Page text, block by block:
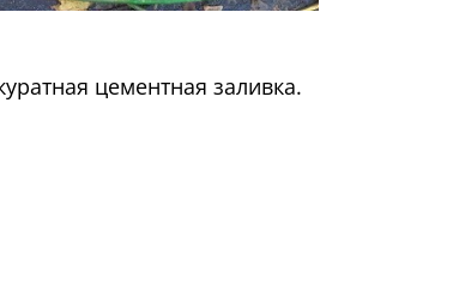
цементная заливка.